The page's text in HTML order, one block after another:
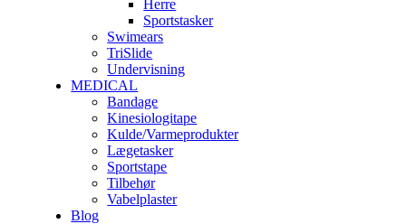
Herre
Sportstasker
Swimears
TriSlide
Undervisning
MEDICAL
Bandage
Kinesiologitape
Kulde/Varmeprodukter
Lægetasker
Sportstape
Tilbehør
Vabelplaster
Blog